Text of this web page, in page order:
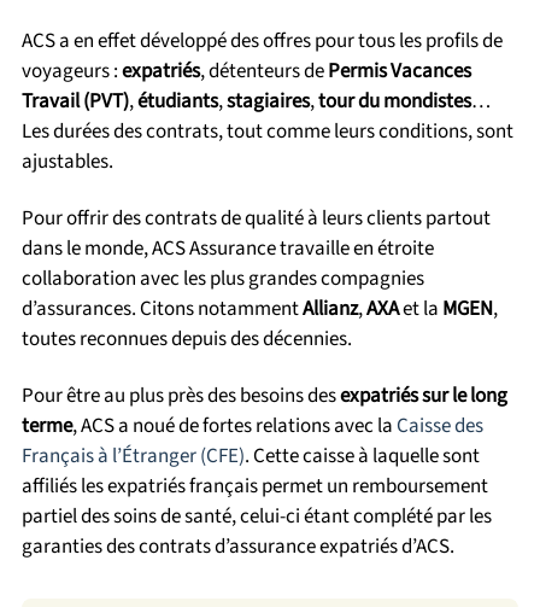
ACS a en effet développé des offres pour tous les profils de
voyageurs :expatriés, détenteurs dePermis Vacances
Travail (PVT),étudiants,stagiaires,tour du mondistes…
Les durées des contrats, tout comme leurs conditions, sont
ajustables.
Pour offrir des contrats de qualité à leurs clients partout
dans le monde, ACS Assurance travaille en étroite
collaboration avec les plus grandes compagnies
d’assurances. Citons notammentAllianz,AXAet la MGEN,
toutes reconnues depuis des décennies.
Pour être au plus près des besoins desexpatriés sur le long
terme, ACS a noué de fortes relations avec la Caisse des
Français à l’Étranger (CFE). Cette caisse à laquelle sont
affiliés les expatriés français permet un remboursement
partiel des soins de santé, celui-ci étant complété par les
garanties des contrats d’assurance expatriés d’ACS.